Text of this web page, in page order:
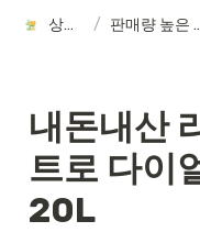
상품정보 / 판매량 높
내돈내산
트로 다이
20L